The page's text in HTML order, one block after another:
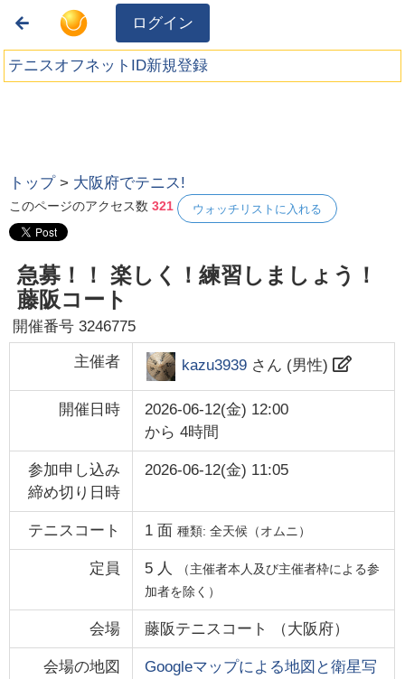
ログイン
テニスオフネットID新規登録
トップ > 大阪府でテニス!
このページのアクセス数321 ウォッチリストに入れる
急募！！ 楽しく！練習しましょう！
藤阪コート
開催番号3246775
主催者 kazu3939さん (男性)
開催日時
2026-06-12(金) 12:00
から 4時間
参加申し込み
締め切り日時
2026-06-12(金) 11:05
テニスコート 1面 種類: 全天候（オムニ）
定員 5 人
（主催者本人及び主催者枠による参
加者を除く）
会場 藤阪テニスコート （大阪府）
会場の地図
Googleマップによる地図と衛星写